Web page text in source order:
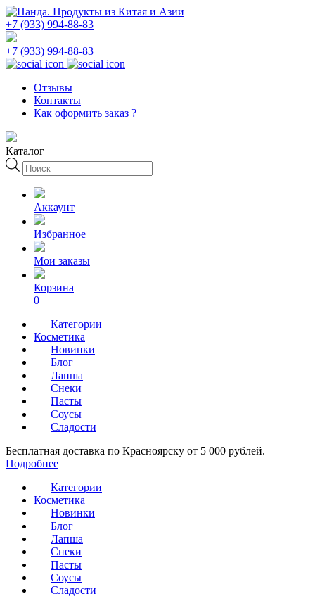
+7 (933) 994-88-83
+7 (933) 994-88-83
Отзывы
Контакты
Как оформить заказ ?
Каталог
Поиск
товаров
Аккаунт
Избранное
Мои заказы
Корзина
0
Категории
Косметика
Новинки
Блог
Лапша
Снеки
Пасты
Соусы
Сладости
Бесплатная доставка по Красноярску от 5 000 рублей.
Подробнее
Категории
Косметика
Новинки
Блог
Лапша
Снеки
Пасты
Соусы
Сладости